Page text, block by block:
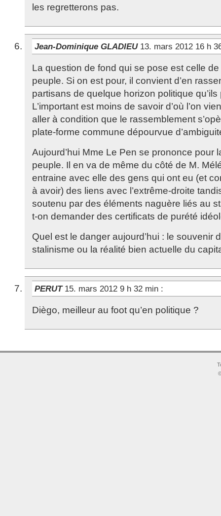
les regretterons pas.
Jean-Dominique GLADIEU 13. mars 2012 16 h
La question de fond qui se pose est celle
peuple. Si on est pour, il convient d’en
partisans de quelque horizon politique
L’important est moins de savoir d’où l’on
aller à condition que le rassemblement
plate-forme commune dépourvue
Aujourd’hui Mme Le Pen se prononce pour
peuple. Il en va de même du côté de M.
entraine avec elle des gens qui ont eu (et
à avoir) des liens avec l’extrême-droite
soutenu par des éléments naguère liés au
t-on demander des certificats de purété
Quel est le danger aujourd’hui : le souvenir
stalinisme ou la réalité bien actuelle du
PERUT 15. mars 2012 9 h 32 min :
Diègo, meilleur au foot qu’en politique ?